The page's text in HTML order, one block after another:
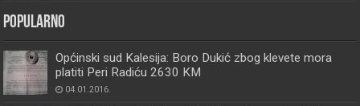
Popularno
Općinski sud Kalesija: Boro Dukić zbog klevete mora
platiti Peri Radiću 2630 KM
04.01.2016.